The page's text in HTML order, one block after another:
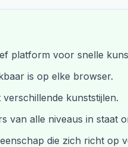
platform voor snelle
is op elke browser.
kunststijlen.
van alle niveaus in staat
die zich richt op